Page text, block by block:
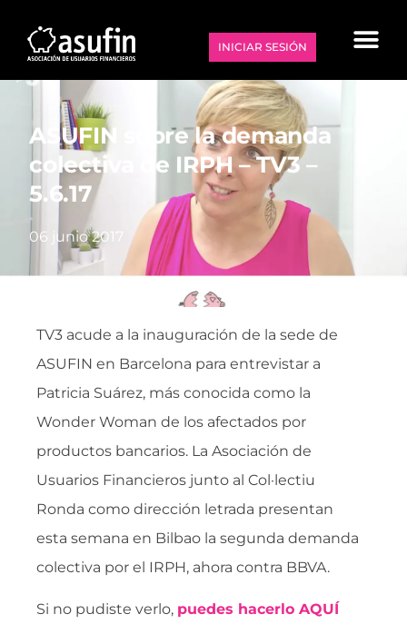
INICIAR SESIÓN
ASUFIN sobre la demanda
colectiva de IRPH – TV3 –
5.6.17
06 junio 2017
TV3 acude a la inauguración de la sede de
ASUFIN en Barcelona para entrevistar a
Patricia Suárez, más conocida como la
Wonder Woman de los afectados por
productos bancarios. La Asociación de
Usuarios Financieros junto al Col·lectiu
Ronda como dirección letrada presentan
esta semana en Bilbao la segunda demanda
colectiva por el IRPH, ahora contra BBVA.
Si no pudiste verlo, puedes hacerlo AQUÍ